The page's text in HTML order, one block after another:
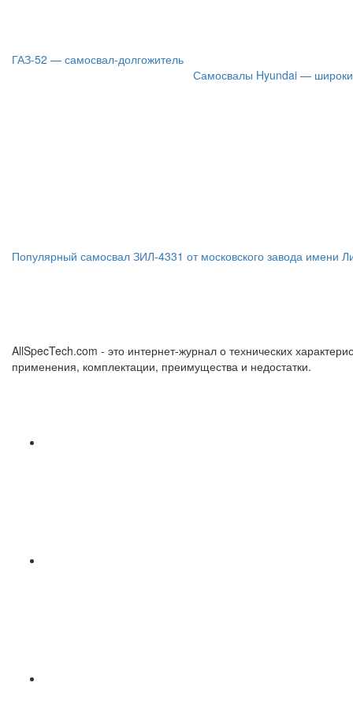
ГАЗ-52 — самосвал-долгожитель
Самосвалы Hyundai —
Популярный самосвал ЗИЛ-4331 от московского завода имени
AllSpecTech.com - это интернет-журнал о технических
применения, комплектации, преимущества и недостатки.